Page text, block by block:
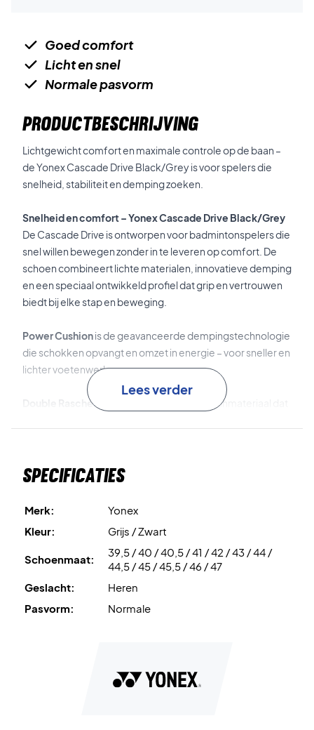
Goed comfort
Licht en snel
Normale pasvorm
PRODUCTBESCHRIJVING
Lichtgewicht comfort en maximale controle op de baan –
de Yonex Cascade Drive Black/Grey is voor spelers die
snelheid, stabiliteit en demping zoeken.
Snelheid en comfort – Yonex Cascade Drive Black/Grey
De Cascade Drive is ontworpen voor badmintonspelers die
snel willen bewegen zonder in te leveren op comfort. De
schoen combineert lichte materialen, innovatieve demping
en een speciaal ontwikkeld profiel dat grip en vertrouwen
biedt bij elke stap en beweging.
Power Cushionis de geavanceerde dempingstechnologie
die schokken opvangt en omzet in energie – voor sneller en
lichter voetenwerk.
Double Raschel Mesh
is zeer ademend meshmateriaal dat
naadloze en flexibele pasvorm met hoge duurzaamheid –
ondersteunt de middenvoet en hiel – voor meer stabiliteit
bij snelle bewegingen.
Inner Bootie
zorgt voor een natuurlijk en comfortabel
gevoel van teen tot hiel.
richtingsveranderingen.
Lees verder
Specificaties
Merk:
Yonex
Kleur:
Grijs / Zwart
Schoenmaat:
39,5 / 40 / 40,5 / 41 / 42 / 43 / 44 /
44,5 / 45 / 45,5 / 46 / 47
Geslacht:
Heren
Pasvorm:
Normale